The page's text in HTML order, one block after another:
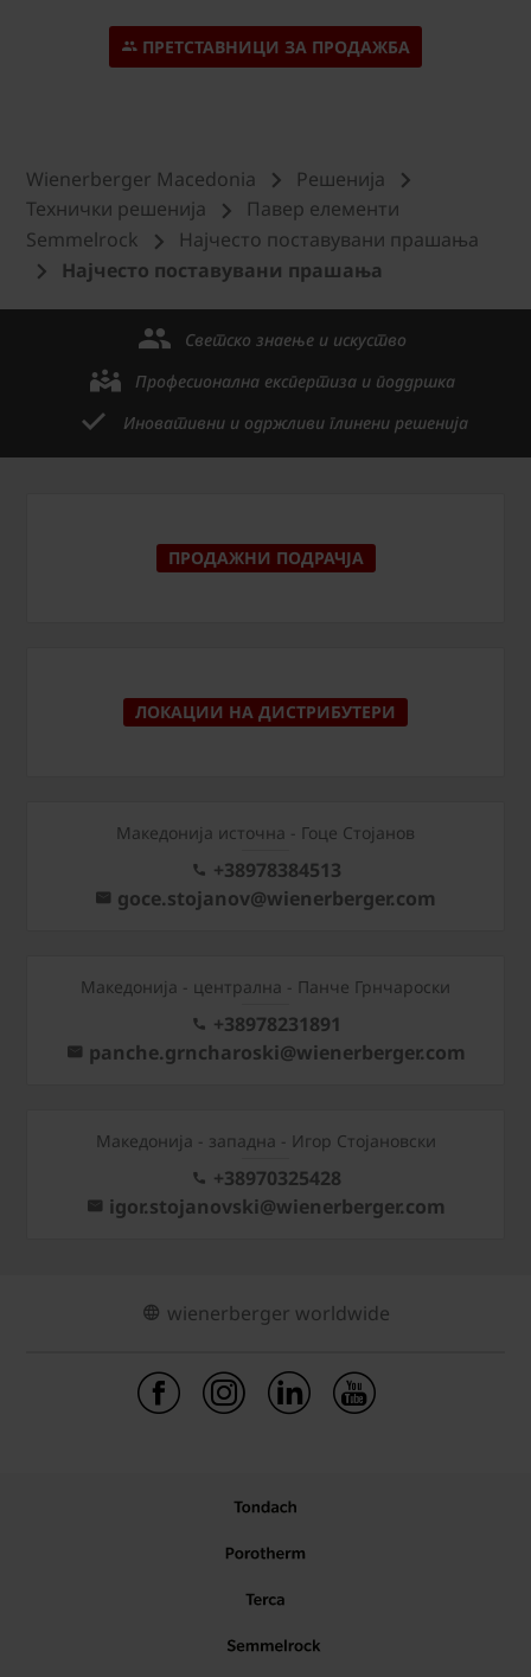
ПРЕТСТАВНИЦИ ЗА ПРОДАЖБА
Wienerberger Macedonia
Решенија
Технички решениjа
Павер елементи
Semmelrock
Најчесто поставувани прашања
Најчесто поставувани прашања
Светско знаење и искуство
Професионална експертиза и поддршка
Иновативни и одржливи глинени решенија
ПРОДАЖНИ ПОДРАЧЈА
ЛОКАЦИИ НА ДИСТРИБУТЕРИ
Македонија источна - Гоце Стојанов
+38978384513
goce.stojanov@wienerberger.com
Mакедонија - централна - Панче Грнчароски
+38978231891
panche.grncharoski@wienerberger.com
Mакедонија - западна - Игор Стојановски
+38970325428
igor.stojanovski@wienerberger.com
wienerberger worldwide